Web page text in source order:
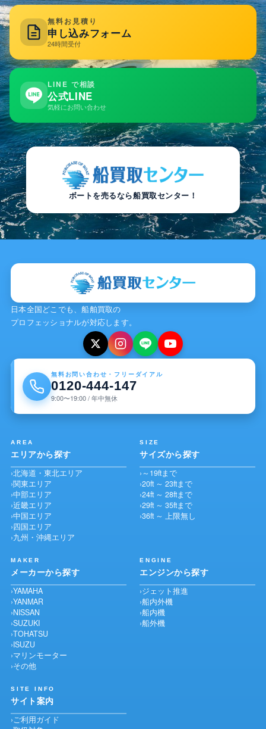
無料お見積り
申し込みフォーム
24時間受付
LINE で相談
公式LINE
気軽にお問い合わせ
ボートを売るなら船買取センター！
日本全国どこでも、船舶買取の
プロフェッショナルが対応します。
無料お問い合わせ・フリーダイアル
0120-444-147
9:00〜19:00 / 年中無休
AREA
エリアから探す
北海道・東北エリア
関東エリア
中部エリア
近畿エリア
中国エリア
四国エリア
九州・沖縄エリア
SIZE
サイズから探す
～19ftまで
20ft ～ 23ftまで
24ft ～ 28ftまで
29ft ～ 35ftまで
36ft ～ 上限無し
MAKER
メーカーから探す
YAMAHA
YANMAR
NISSAN
SUZUKI
TOHATSU
ISUZU
マリンモーター
その他
ENGINE
エンジンから探す
ジェット推進
船内外機
船内機
船外機
SITE INFO
サイト案内
ご利用ガイド